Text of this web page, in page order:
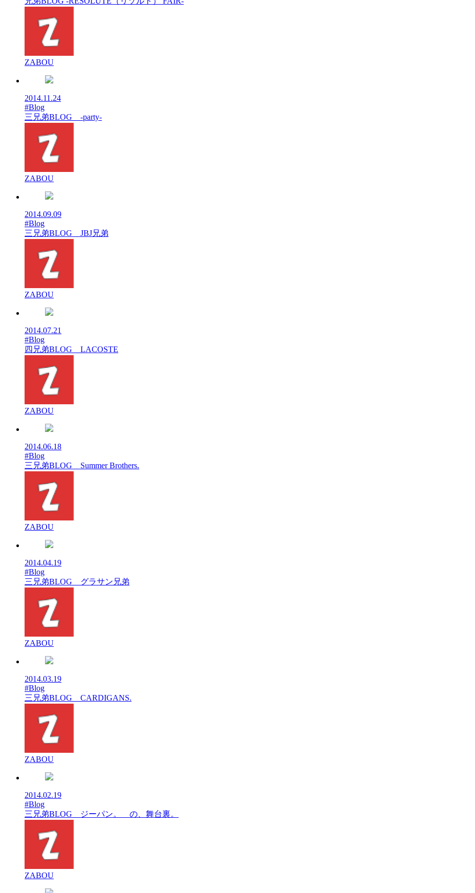
ZABOU
2014.11.24
#Blog
三兄弟BLOG -party-
ZABOU
2014.09.09
#Blog
三兄弟BLOG JBJ兄弟
ZABOU
2014.07.21
#Blog
四兄弟BLOG LACOSTE
ZABOU
2014.06.18
#Blog
三兄弟BLOG Summer Brothers.
ZABOU
2014.04.19
#Blog
三兄弟BLOG グラサン兄弟
ZABOU
2014.03.19
#Blog
三兄弟BLOG CARDIGANS.
ZABOU
2014.02.19
#Blog
三兄弟BLOG ジーパン。 の、舞台裏。
ZABOU